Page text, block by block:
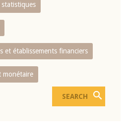
et établissements financiers
monétaire